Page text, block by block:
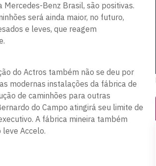
Benz Brasil, são positivas.
será ainda maior, no futuro,
e leves, que reagem
do Actros também não se deu por
modernas instalações da fábrica de
de caminhões para outras
do Campo atingirá seu limite de
A fábrica mineira também
Accelo.